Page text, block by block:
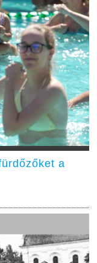
a